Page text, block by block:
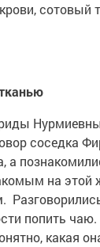
сотовый
соседка
а
на этой
попить
какая